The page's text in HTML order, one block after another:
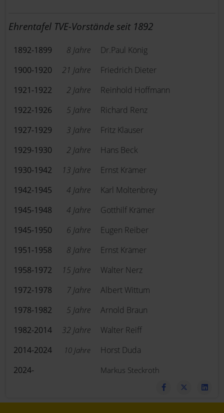
Ehrentafel TVE-Vorstände seit 1892
1892-1899 8 Jahre
Dr.Paul König
1900-1920
21 Jahre
Friedrich Dieter
1921-1922
2 Jahre
Reinhold Hoffmann
1922-1926
5 Jahre
Richard Renz
1927-1929
3 Jahre
Fritz Klauser
1929-1930
2 Jahre
Hans Beck
1930-1942
13 Jahre
Ernst Krämer
1942-1945
4 Jahre
Karl Moltenbrey
1945-1948
4 Jahre
Gotthilf Krämer
1945-1950
6 Jahre
Eugen Reiber
1951-1958
8 Jahre
Ernst Krämer
1958-1972
15 Jahre
Walter Nerz
1972-1978
7 Jahre
Albert Wittum
1978-1982
5 Jahre
Arnold Braun
1982-2014
32 Jahre
Walter Reiff
2014-2024
10 Jahre
Horst Duda
2024-
Markus Steckroth